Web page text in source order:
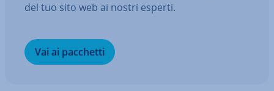
del tuo sito web ai nostri esperti.
Vai ai pacchetti